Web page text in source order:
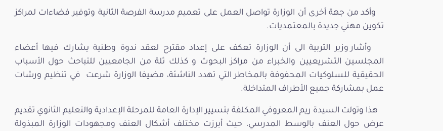
وأكد من جهة أخرى أن الوزارة تواصل العمل على تعميم مدرسة الفرصة الثانية وتوفير فضاءات لمراكز
تكوين مهني جديدة بالمعتمديات.
وأشار وزير التربية الى أن الوزارة تعكف على إعداد مقترح لعقد ندوة وطنية يشارك فيها أعضاء
المجلسين التشريعيين والخبراء من مراكز البحوث و كذلك ثلة من الجامعيين للتباحث حول الأسباب
الحقيقية للسلوكيات المحفوفة بالمخاطر التي تهدد الناشئة، مضيفا الوزارة شرعت في تنظيم ورشات
عمل بمشاركة جميع الأطراف المتداخلة.
هذا وتولت السيدة ريم المعروفي المكلفة بتسيير الإدارة العامة للمرحلة الإعدادية والتعليم الثانوي تقديم
عرض حول العنف بالوسط المدرسي، حيث أبرزت مختلف أشكال العنف ومجهودات الوزارة المبذولة